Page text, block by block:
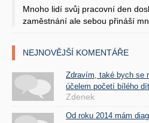
Mnoho lidí svůj pracovní den
zaměstnání ale sebou přináší
NEJNOVĚJŠÍ KOMENTÁŘE
Zdravím, také bych se
účelem početí bílého
Zdenek
Od roku 2014 mám